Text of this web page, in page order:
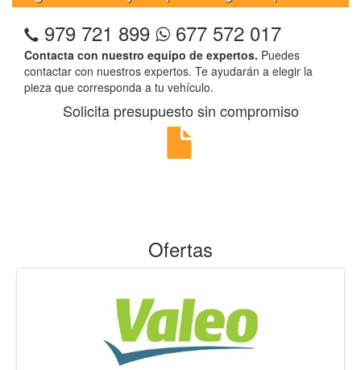
979 721 899 677 572 017
Contacta con nuestro equipo de expertos. Puedes
contactar con nuestros expertos. Te ayudarán a elegir la
pieza que corresponda a tu vehículo.
Solicita presupuesto sin compromiso
Ofertas